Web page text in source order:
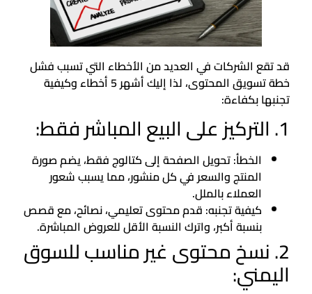
قد تقع الشركات في العديد من الأخطاء التي تسبب فشل
خطة تسويق المحتوى، لذا إليك أشهر 5 أخطاء وكيفية
تجنبها بكفاءة:
1. التركيز على البيع المباشر فقط:
الخطأ: تحويل الصفحة إلى كتالوج فقط، يضم صورة
المنتج والسعر في كل منشور، مما يسبب شعور
العملاء بالملل.
كيفية تجنبه: قدم محتوى تعليمي، نصائح، مع قصص
بنسبة أكبر، واترك النسبة الأقل للعروض المباشرة.
2. نسخ محتوى غير مناسب للسوق
اليمني: